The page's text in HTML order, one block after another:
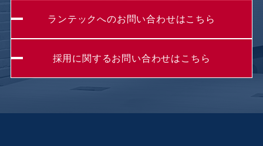
ランテックへのお問い合わせはこちら
採用に関するお問い合わせはこちら